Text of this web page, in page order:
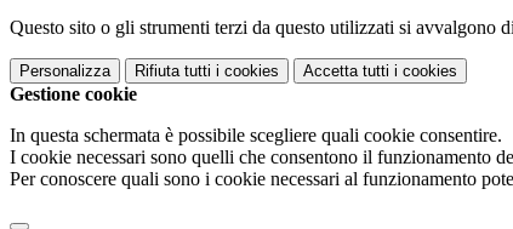
Questo sito o gli strumenti terzi da questo utilizzati si avvalgono
Personalizza Rifiuta tutti i cookies Accetta tutti i cookies
Gestione cookie
In questa schermata è possibile scegliere quali cookie consentire.
I cookie necessari sono quelli che consentono il funzionamento
Per conoscere quali sono i cookie necessari al funzionamento